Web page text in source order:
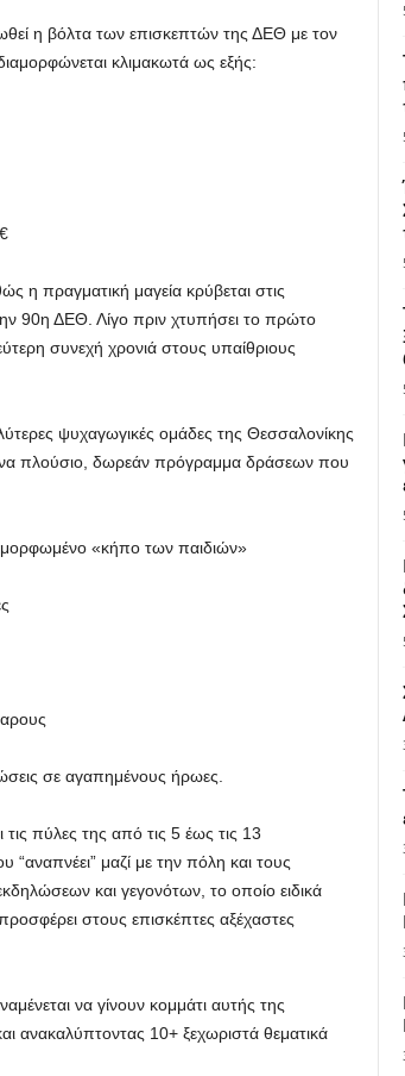
η βόλτα των επισκεπτών της ΔΕΘ με τον
κλιμακωτά ως εξής:
η πραγματική μαγεία κρύβεται στις
90η ΔΕΘ. Λίγο πριν χτυπήσει το πρώτο
συνεχή χρονιά στους υπαίθριους
ψυχαγωγικές ομάδες της Θεσσαλονίκης
πλούσιο, δωρεάν πρόγραμμα δράσεων που
«κήπο των παιδιών»
σε αγαπημένους ήρωες.
πύλες της από τις 5 έως τις 13
μαζί με την πόλη και τους
και γεγονότων, το οποίο ειδικά
στους επισκέπτες αξέχαστες
να γίνουν κομμάτι αυτής της
ανακαλύπτοντας 10+ ξεχωριστά θεματικά